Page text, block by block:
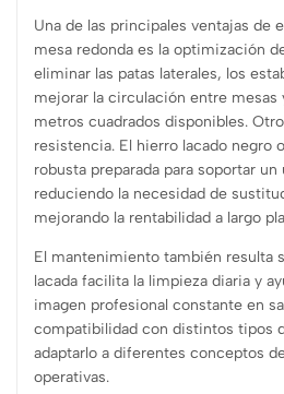
Una de las principales ventajas de
mesa redonda es la optimización
eliminar las patas laterales, los
mejorar la circulación entre mesas
metros cuadrados disponibles.
resistencia. El hierro lacado negro
robusta preparada para soportar
reduciendo la necesidad de
mejorando la rentabilidad a largo
El mantenimiento también resulta
lacada facilita la limpieza diaria y
imagen profesional constante en
compatibilidad con distintos tipos
adaptarlo a diferentes conceptos
operativas.